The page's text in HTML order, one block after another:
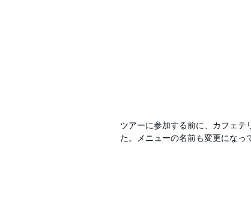
ツアーに参加する前に、カフェテ
た。メニューの名前も変更になっ